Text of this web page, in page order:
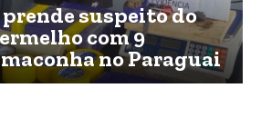
prende suspeito do
com 9
no Paraguai